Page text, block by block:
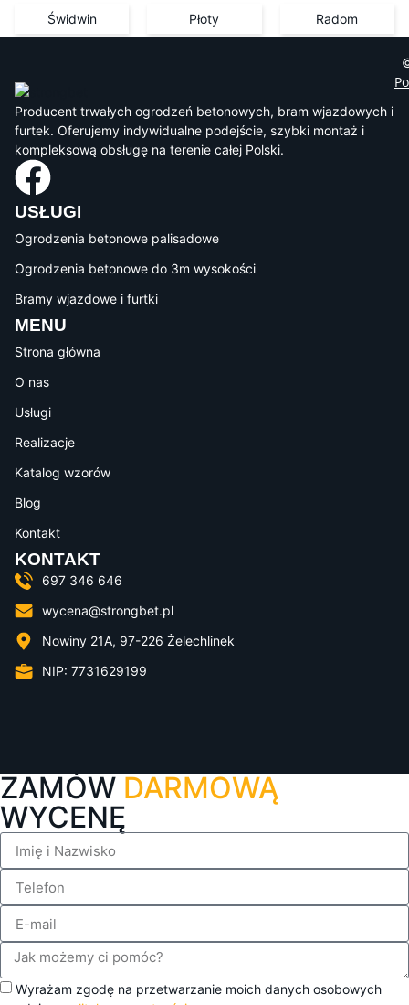
Świdwin Płoty Radom
Producent trwałych ogrodzeń betonowych, bram wjazdowych i
furtek. Oferujemy indywidualne podejście, szybki montaż i
kompleksową obsługę na terenie całej Polski.
USŁUGI
Ogrodzenia betonowe palisadowe
Ogrodzenia betonowe do 3m wysokości
Bramy wjazdowe i furtki
MENU
Strona główna
O nas
Usługi
Realizacje
Katalog wzorów
Blog
Kontakt
KONTAKT
697 346 646
wycena@strongbet.pl
Nowiny 21A, 97-226 Żelechlinek
NIP: 7731629199
ZAMÓW DARMOWĄ
WYCENĘ
Wyrażam zgodę na przetwarzanie moich danych osobowych